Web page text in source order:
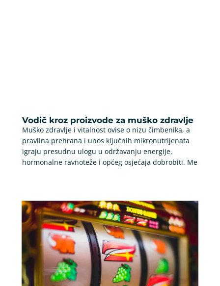
Vodič kroz proizvode za muško zdravlje
Muško zdravlje i vitalnost ovise o nizu čimbenika, a
pravilna prehrana i unos ključnih mikronutrijenata
igraju presudnu ulogu u održavanju energije,
hormonalne ravnoteže i općeg osjećaja dobrobiti. Me